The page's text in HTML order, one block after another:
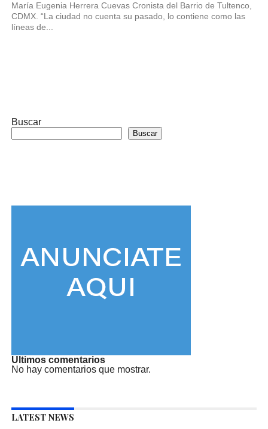
María Eugenia Herrera Cuevas Cronista del Barrio de Tultenco,
CDMX. “La ciudad no cuenta su pasado, lo contiene como las
líneas de...
Buscar
Buscar
Ultimos comentarios
No hay comentarios que mostrar.
LATEST NEWS